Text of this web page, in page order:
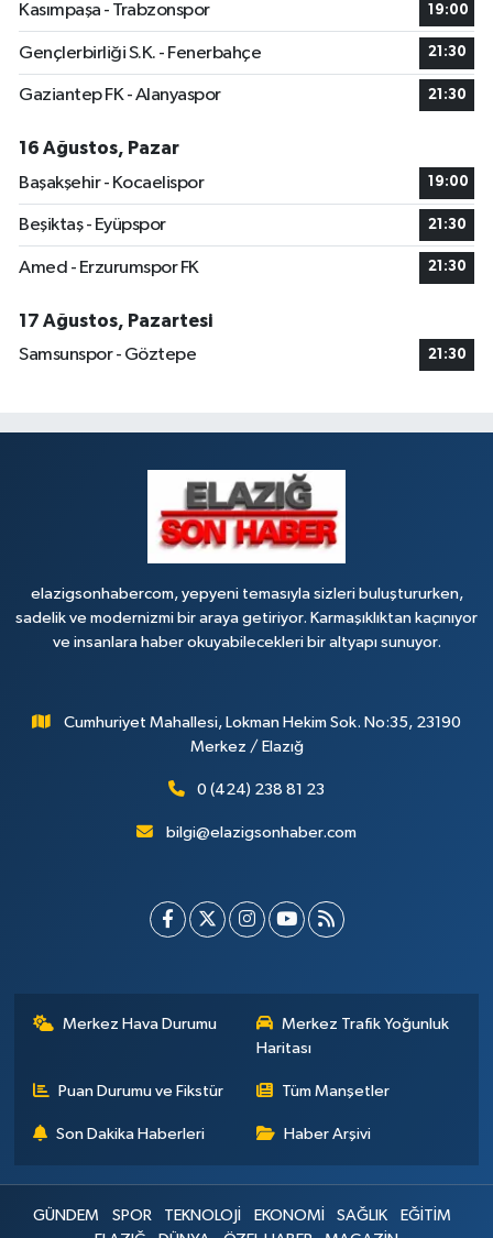
Kasımpaşa - Trabzonspor 19:00
Gençlerbirliği S.K. - Fenerbahçe 21:30
Gaziantep FK - Alanyaspor 21:30
16 Ağustos, Pazar
Başakşehir - Kocaelispor
19:00
Beşiktaş - Eyüpspor 21:30
Amed - Erzurumspor FK 21:30
17 Ağustos, Pazartesi
Samsunspor - Göztepe
21:30
elazigsonhabercom, yepyeni temasıyla sizleri buluştururken,
sadelik ve modernizmi bir araya getiriyor. Karmaşıklıktan kaçınıyor
ve insanlara haber okuyabilecekleri bir altyapı sunuyor.
Cumhuriyet Mahallesi, Lokman Hekim Sok. No:35, 23190
Merkez / Elazığ
0 (424) 238 81 23
bilgi@elazigsonhaber.com
Merkez Hava Durumu
Merkez Trafik Yoğunluk
Haritası
Puan Durumu ve Fikstür Tüm Manşetler
Son Dakika Haberleri Haber Arşivi
GÜNDEM SPOR TEKNOLOJİ EKONOMİ SAĞLIK
EĞİTİM